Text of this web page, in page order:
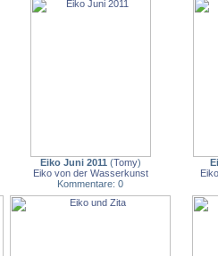
Eiko Juni 2011 (Tomy)
Eiko von der Wasserkunst
Kommentare: 0